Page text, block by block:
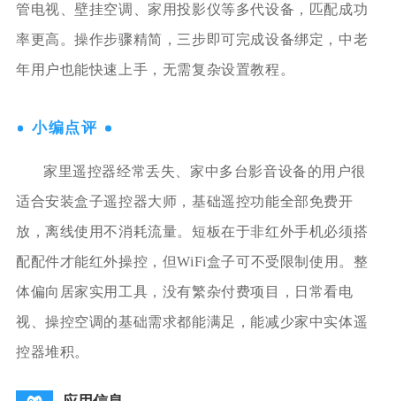
管电视、壁挂空调、家用投影仪等多代设备，匹配成功
率更高。操作步骤精简，三步即可完成设备绑定，中老
年用户也能快速上手，无需复杂设置教程。
小编点评
家里遥控器经常丢失、家中多台影音设备的用户很
适合安装盒子遥控器大师，基础遥控功能全部免费开
放，离线使用不消耗流量。短板在于非红外手机必须搭
配配件才能红外操控，但WiFi盒子可不受限制使用。整
体偏向居家实用工具，没有繁杂付费项目，日常看电
视、操控空调的基础需求都能满足，能减少家中实体遥
控器堆积。